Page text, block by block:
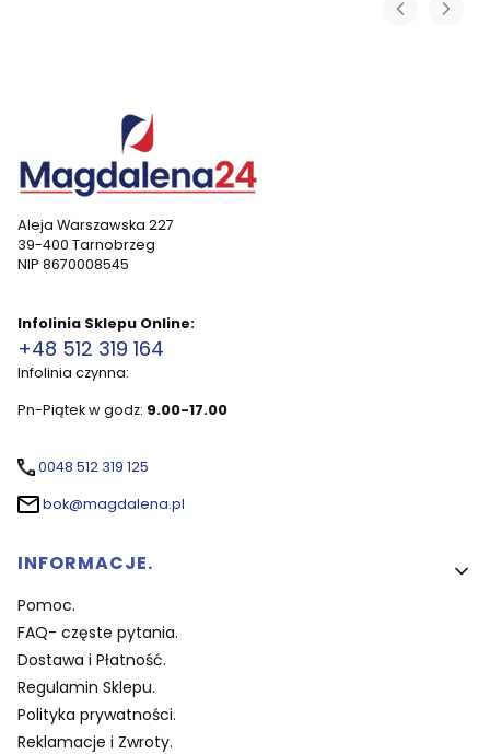
Aleja Warszawska 227
39-400 Tarnobrzeg
NIP 8670008545
Infolinia Sklepu Online:
+48 512 319 164
Infolinia czynna:
Pn-Piątek w godz: 9.00-17.00
0048 512 319 125
bok@magdalena.pl
Linki w stopce
INFORMACJE.
Pomoc.
FAQ- częste pytania.
Dostawa i Płatność.
Regulamin Sklepu.
Polityka prywatności.
Reklamacje i Zwroty.